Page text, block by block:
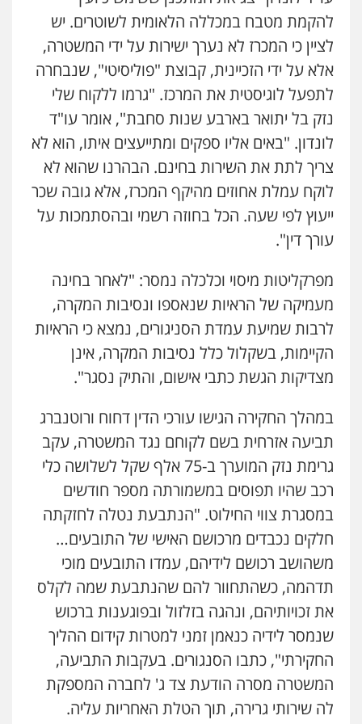
להקמת מטבח במכללה הלאומית לשוטרים. יש
לציין כי המכרז לא נערך ישירות על ידי המשטרה,
אלא על ידי הזכיינית, קבוצת "פוליסיטי", שנבחרה
לתפעל לוגיסטית את המרכז. "גרמו ללקוח שלי
נזק בל יתואר בארבע שנות סחבת", אומר עו"ד
לונדון. "באים אליו ספקים ומתייעצים איתו, הוא לא
צריך לתת את השירות בחינם. הבהרנו שהוא לא
לוקח עמלת אחוזים מהיקף המכרז, אלא גובה שכר
ייעוץ לפי שעה. הכל בחוזה רשמי ובהסתמכות על
עורך דין".
מפרקליטות מיסוי וכלכלה נמסר: "לאחר בחינה
מעמיקה של הראיות שנאספו ונסיבות המקרה,
לרבות שמיעת עמדת הסניגורים, נמצא כי הראיות
הקיימות, בשקלול כלל נסיבות המקרה, אינן
מצדיקות הגשת כתבי אישום, והתיק נסגר".
במהלך החקירה הגישו עורכי הדין דחוח ורוטנברג
תביעה אזרחית בשם לקוחם נגד המשטרה, עקב
גרימת נזק המוערך ב-75 אלף שקל לשלושה כלי
רכב שהיו תפוסים במשמורתה מספר חודשים
במסגרת צווי החילוט. "הנתבעת נטלה לחזקתה
חלקים נכבדים מרכושם האישי של התובעים…
משהושב רכושם לידיהם, עמדו התובעים מוכי
תדהמה, כשהתחוור להם שהנתבעת שמה לקלס
את זכויותיהם, ונהגה בזלזול ובפוגענות ברכוש
שנמסר לידיה כנאמן זמני למטרות קידום ההליך
החקירתי", כתבו הסנגורים. בעקבות התביעה,
המשטרה מסרה הודעת צד ג' לחברה המספקת
לה שירותי גרירה, תוך הטלת האחריות עליה.
צילום עורכי דין שירותים מקצועיים לעורכי
דין
רונן הלל – מוניטין
מחיקת כתבות מגוגל ודחיקת אזכורים
שליליים
שירותים מקצועיים לעורכי דין
0522508109
מהירות הגנה גיבוי תמיכה שירותים
מרכז התחלה חדשה
אסירים עבירות מין שירותים מקצועיים
לעורכי דין
0544500346
מאיה בלום, עו"ס, טיפול ושיקום
טיפול בהתמכרויות שירותים מקצועיים
לעורכי דין
0504062539
עו"ד ד"ר אבי שקד
עבירות כלכליות הלבנת הון חילוטים
עבירות פליליות
0544385337